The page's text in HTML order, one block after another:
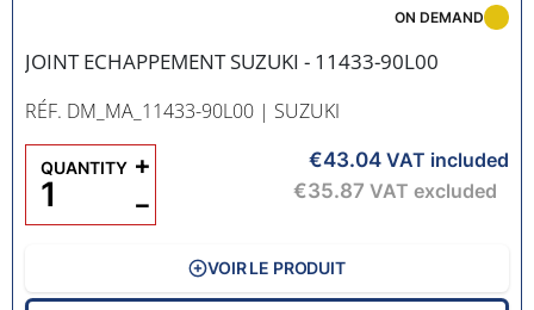
JOINT ECHAPPEMENT SUZUKI - 11433-90L00
RÉF. DM_MA_11433-90L00 | SUZUKI
ON DEMAND
€43.04 VAT included
€35.87 VAT excluded
QUANTITY
−
+
VOIR LE PRODUIT